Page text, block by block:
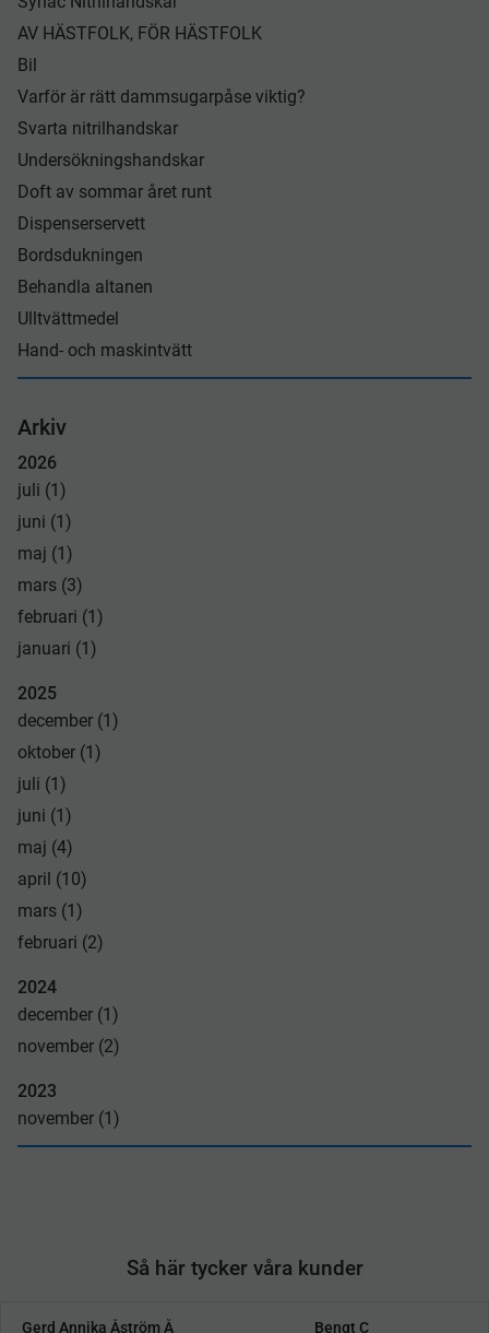
AV HÄSTFOLK, FÖR HÄSTFOLK
Bil
Varför är rätt dammsugarpåse viktig?
Svarta nitrilhandskar
Undersökningshandskar
Doft av sommar året runt​
Dispenserservett
Bordsdukningen
Behandla altanen
Ulltvättmedel
Hand- och maskintvätt
Arkiv
2026
juli (1)
juni (1)
maj (1)
mars (3)
februari (1)
januari (1)
2025
december (1)
oktober (1)
juli (1)
juni (1)
maj (4)
april (10)
mars (1)
februari (2)
2024
december (1)
november (2)
2023
november (1)
Så här tycker våra kunder